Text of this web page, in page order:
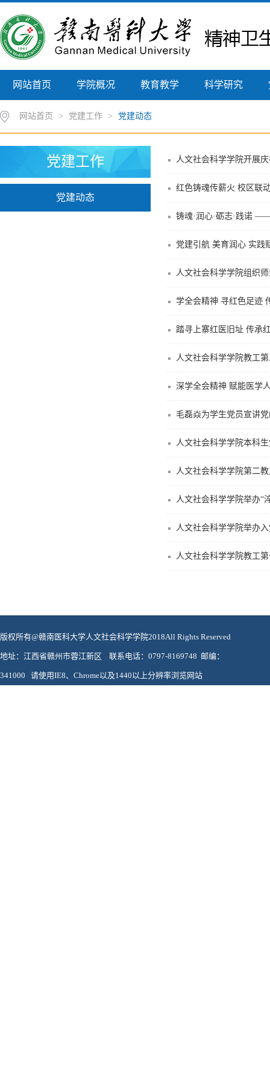
网站首页 学院概况 教育教学 科学研究
网站首页 > 党建工作 > 党建动态
党建工作
党建动态
人文社会科学学院开展
红色铸魂传薪火 校区联
铸魂·润心·砺志·践诺
党建引航 美育润心 实
人文社会科学学院组织
学全会精神 寻红色足迹
踏寻上寨红医旧址 传承
人文社会科学学院教工
深学全会精神 赋能医学
毛磊焱为学生党员宣讲
人文社会科学学院本科
人文社会科学学院第二
人文社会科学学院举办“
人文社会科学学院举办
人文社会科学学院教工
版权所有@赣南医科大学人文社会科学学院2018All Rights Reserved
地址：江西省赣州市蓉江新区 联系电话：0797-8169748 邮编：
341000 请使用IE8、Chrome以及1440以上分辨率浏览网站